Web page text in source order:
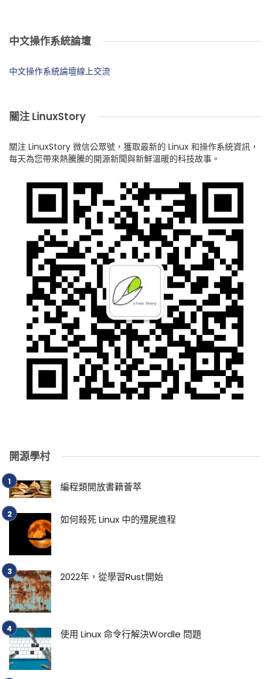
中文操作系統論壇
中文操作系統論壇線上交流
關注 LinuxStory
關注 LinuxStory 微信公眾號，獲取最新的 Linux 和操作系統資訊，
每天為您帶來熱騰騰的開源新聞與新鮮溫暖的科技故事。
開源學村
編程類開放書籍薈萃
如何殺死 Linux 中的殭屍進程
2022年，從學習Rust開始
使用 Linux 命令行解決Wordle 問題